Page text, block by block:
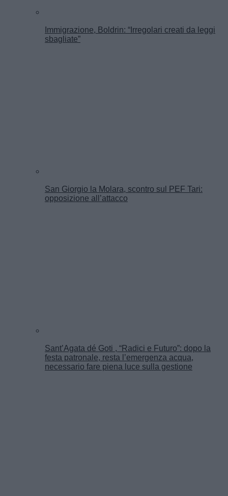
Immigrazione, Boldrin: “Irregolari creati da leggi
sbagliate”
San Giorgio la Molara, scontro sul PEF Tari:
opposizione all’attacco
Sant’Agata dé Goti , “Radici e Futuro”: dopo la
festa patronale, resta l’emergenza acqua,
necessario fare piena luce sulla gestione